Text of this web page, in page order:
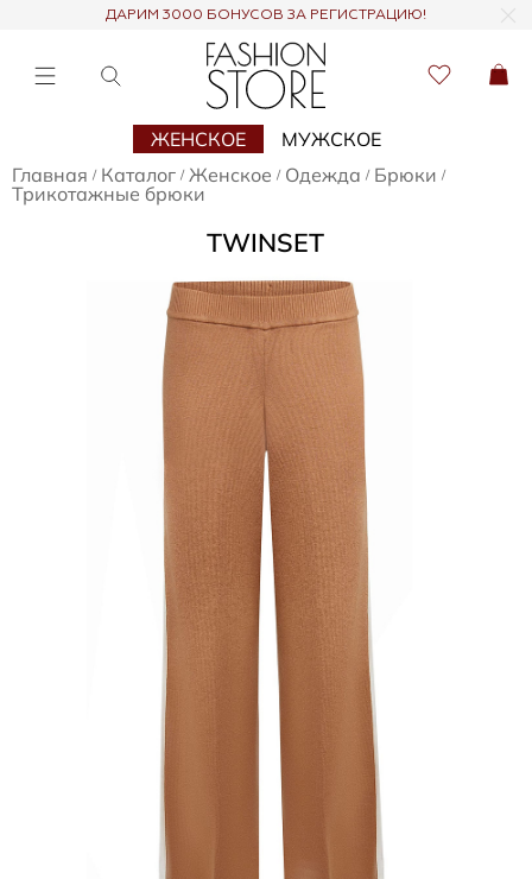
ДАРИМ 3000 БОНУСОВ ЗА РЕГИСТРАЦИЮ!
ЖЕНСКОЕ
МУЖСКОЕ
Главная / Каталог / Женское / Одежда / Брюки /
Трикотажные брюки
TWINSET